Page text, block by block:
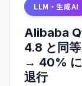
LLM・生成AI
Alibaba
4.8 と同
→ 40%
退行